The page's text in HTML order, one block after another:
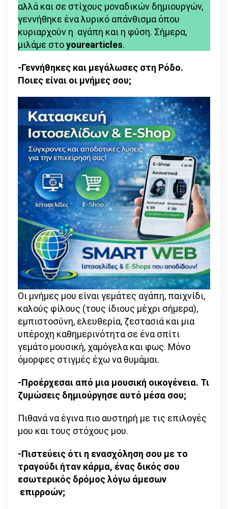
εκείνα
έρχονται
στη
σωστή
στιγμή»
αλλά και σε στίχους μοναδικών δημιουργών,
γεννήθηκε ένα λυρικό απάνθισμα όπου
κυριαρχούν η αγάπη και η φύση. Σήμερα,
μιλάμε στοyourearticles.
-Γεννήθηκες και μεγάλωσες στη Ρόδο.
Ποιες είναι οι μνήμες σου;
Οι μνήμες μου είναι γεμάτες αγάπη, παιχνίδι,
καλούς φίλους (τους ίδιους μέχρι σήμερα),
εμπιστοσύνη, ελευθερία, ζεστασιά και μια
υπέροχη καθημερινότητα σε ένα σπίτι
γεμάτο μουσική, χαμόγελα και φως. Μόνο
όμορφες στιγμές έχω να θυμάμαι.
-Προέρχεσαι από μια μουσική οικογένεια. Τι
ζυμώσεις δημιούργησε αυτό μέσα σου;
Πιθανά να έγινα πιο αυστηρή με τις επιλογές
μου και τους στόχους μου.
-Πιστεύεις ότι η ενασχόληση σου με το
τραγούδι ήταν κάρμα, ένας δικός σου
εσωτερικός δρόμος λόγω άμεσων
επιρροών;